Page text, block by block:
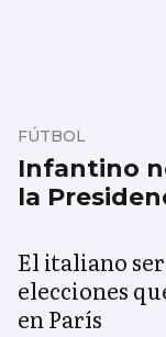
Infantino
la
FÚTBOL
El italiano
elecciones
en París